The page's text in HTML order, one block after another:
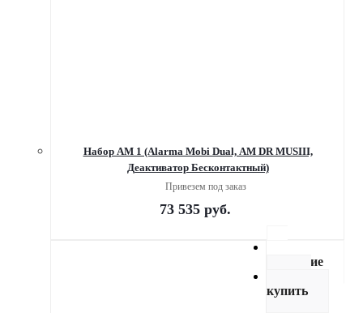
Набор AM 1 (Alarma Mobi Dual, AM DR MUSIII,
Деактиватор Бесконтактный)
Привезем под заказ
73 535руб.
Описание
купить